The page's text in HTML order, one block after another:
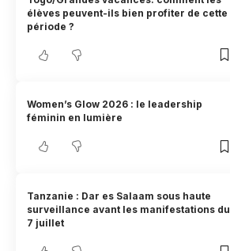
élèves peuvent-ils bien profiter de cette
période ?
Women’s Glow 2026 : le leadership
féminin en lumière
Tanzanie : Dar es Salaam sous haute
surveillance avant les manifestations du
7 juillet